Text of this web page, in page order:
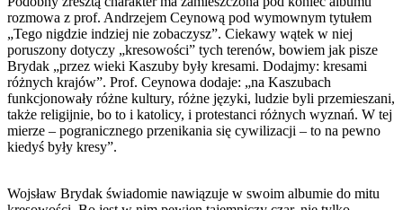
rozmowa z prof. Andrzejem Ceynową pod wymownym tytułem
„Tego nigdzie indziej nie zobaczysz”. Ciekawy wątek w niej
poruszony dotyczy „kresowości” tych terenów, bowiem jak pisze
Brydak „przez wieki Kaszuby były kresami. Dodajmy: kresami
różnych krajów”. Prof. Ceynowa dodaje: „na Kaszubach
funkcjonowały różne kultury, różne języki, ludzie byli przemieszani,
także religijnie, bo to i katolicy, i protestanci różnych wyznań. W tej
mierze – pogranicznego przenikania się cywilizacji – to na pewno
kiedyś były kresy”.
Wojsław Brydak świadomie nawiązuje w swoim albumie do mitu